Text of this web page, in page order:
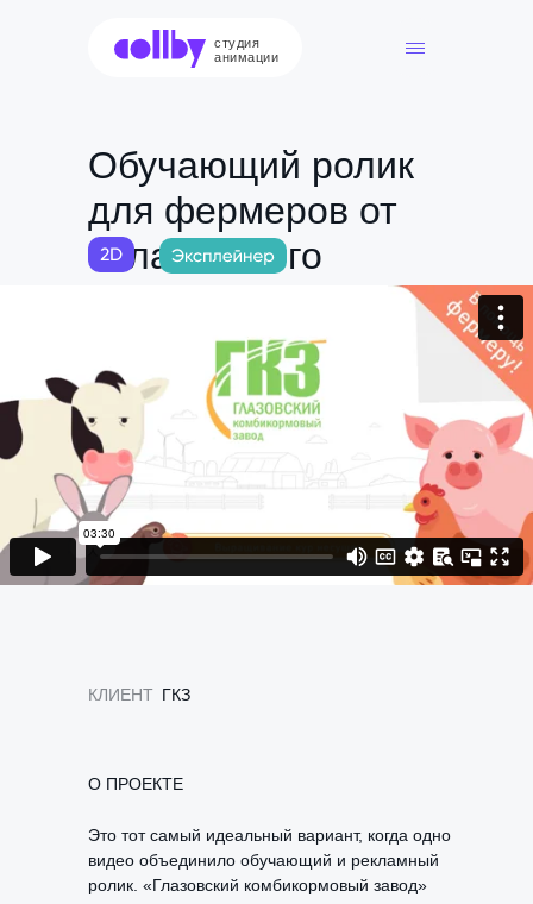
студия
анимации
Обучающий ролик
для фермеров от
«Глазовского
завода»
ГКЗ
Это тот самый идеальный вариант, когда одно
видео объединило обучающий и рекламный
ролик. «Глазовский комбикормовый завод»
КЛИЕНТ
О ПРОЕКТЕ